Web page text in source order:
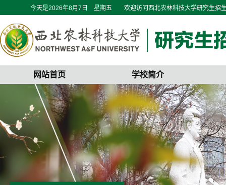
今天是2026年8月7日 星期五 欢迎访问西北农林科技大学研究生招
网站首页 学校简介